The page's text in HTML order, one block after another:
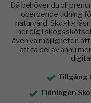
Då behöver du bli
oberoende tidning
naturvård. Skoglig
ner dig i
även valmöjligheten
att ta del av ännu
Tillgång
Tidningen